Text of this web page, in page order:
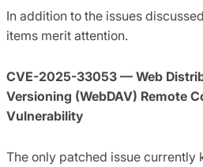
In addition to the issues
items merit attention.
CVE-2025-33053 — Web
Versioning (WebDAV) Remote
Vulnerability
The only patched issue currently